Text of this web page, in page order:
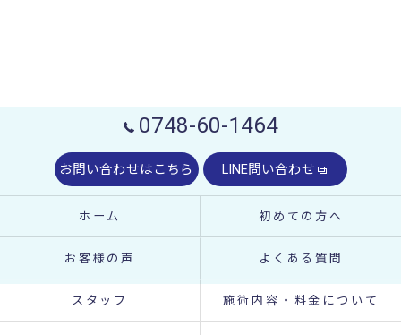
0748-60-1464
お問い合わせはこちら LINE問い合わせ
ホーム 初めての方へ
お客様の声 よくある質問
スタッフ 施術内容・料金について